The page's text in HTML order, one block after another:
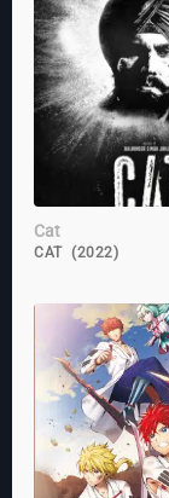
Cat
CAT (2022)